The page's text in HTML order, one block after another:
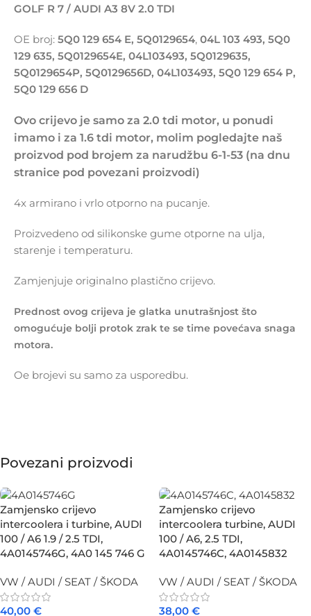
GOLF R 7 / AUDI A3 8V 2.0 TDI
OE broj: 5Q0 129 654 E, 5Q0129654, 04L 103 493, 5Q0
129 635, 5Q0129654E, 04L103493, 5Q0129635,
5Q0129654P, 5Q0129656D, 04L103493, 5Q0 129 654 P,
5Q0 129 656 D
Ovo crijevo je samo za 2.0 tdi motor, u ponudi
imamo i za 1.6 tdi motor, molim pogledajte naš
proizvod pod brojem za narudžbu 6-1-53 (na dnu
stranice pod povezani proizvodi)
4x armirano i vrlo otporno na pucanje.
Proizvedeno od silikonske gume otporne na ulja,
starenje i temperaturu.
Zamjenjuje originalno plastično crijevo.
Prednost ovog crijeva je glatka unutrašnjost što
omogućuje bolji protok zrak te se time povećava snaga
motora.
Oe brojevi su samo za usporedbu.
Povezani proizvodi
Zamjensko crijevo
intercoolera i turbine, AUDI
100 / A6 1.9 / 2.5 TDI,
4A0145746G, 4A0 145 746 G
VW / AUDI / SEAT / ŠKODA
40,00 €
Zamjensko crijevo
intercoolera turbine, AUDI
100 / A6, 2.5 TDI,
4A0145746C, 4A0145832
VW / AUDI / SEAT / ŠKODA
38,00 €